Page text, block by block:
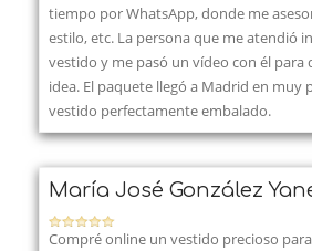
tiempo por WhatsApp, donde me
estilo, etc. La persona que me atendió
vestido y me pasó un vídeo con él para
idea. El paquete llegó a Madrid en muy
vestido perfectamente embalado.
María José González
Compré online un vestido precioso